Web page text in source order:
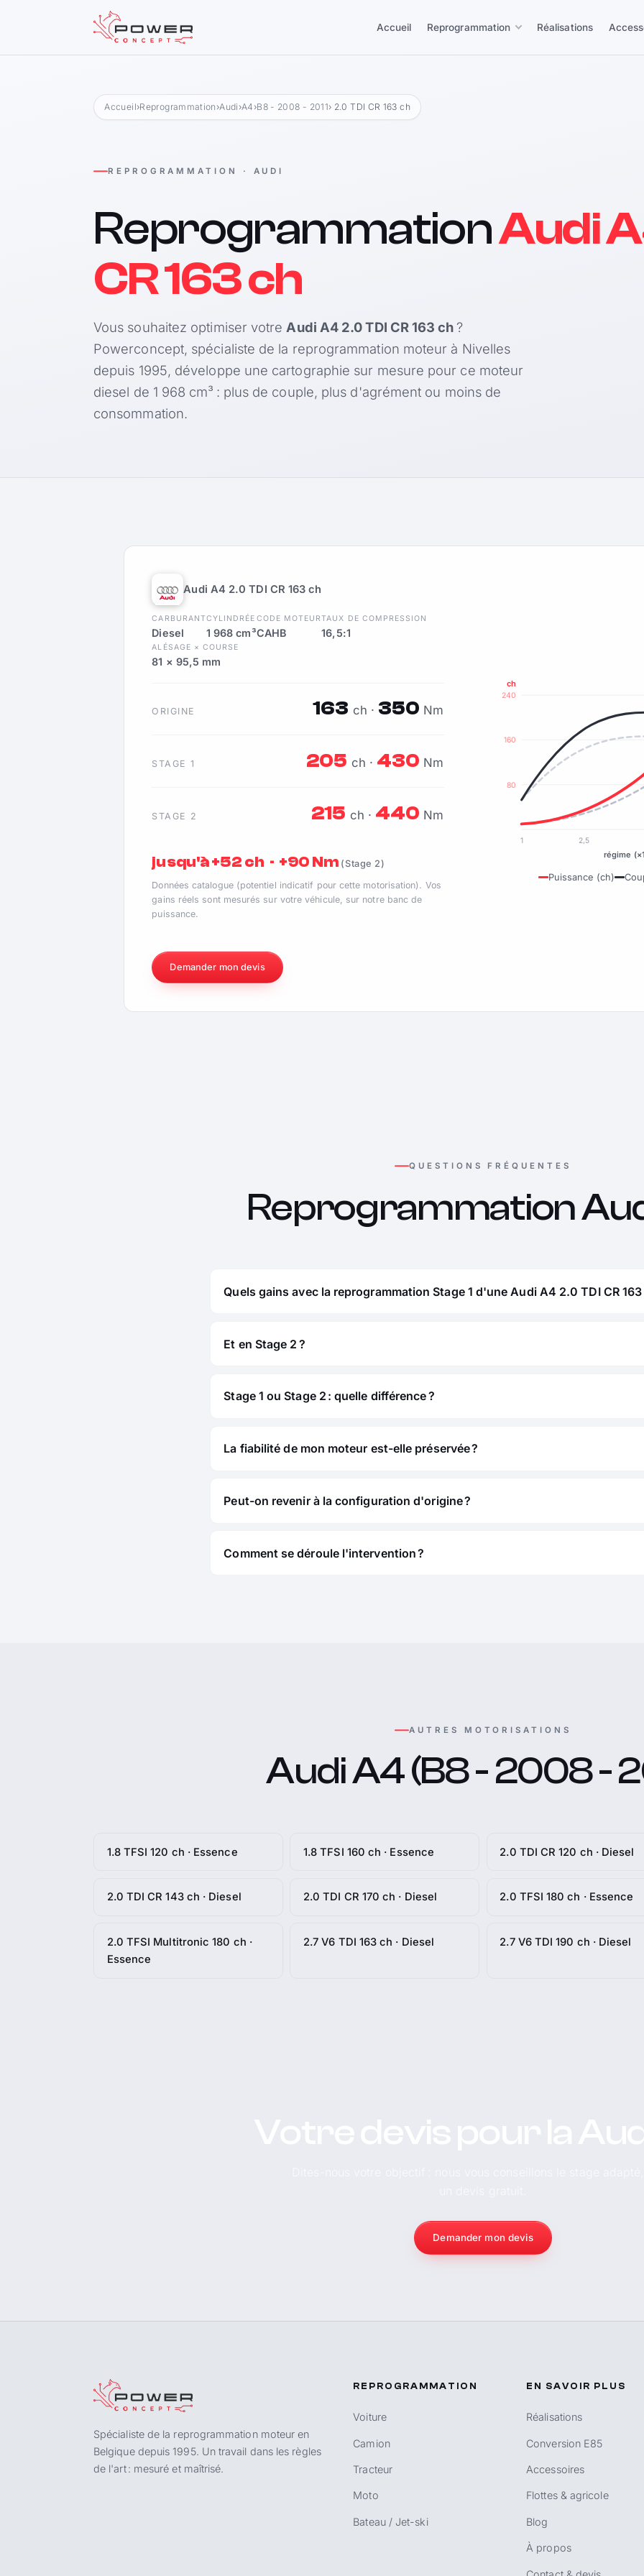
Accueil Reprogrammation Réalisations
Accueil›Reprogrammation ›Audi ›A4 ›B8 - 2008 - 2011› 2.0 TDI CR 163 ch
REPROGRAMMATION · AUDI
ReprogrammationAudi
CR 163 ch
Vous souhaitez optimiser votreAudi A4 2.0 TDI CR 163 ch ?
Powerconcept, spécialiste de la reprogrammation moteur à Nivelles
depuis 1995, développe une cartographie sur mesure pour ce moteur
diesel de 1 968 cm³ : plus de couple, plus d'agrément ou moins de
consommation.
Audi A4 2.0 TDI CR 163 ch
CARBURANT
Diesel
CYLINDRÉE
1 968 cm³
CODE MOTEUR
CAHB
TAUX DE COMPRESSION
16,5:1
ALÉSAGE × COURSE
81 × 95,5 mm
ORIGINE 163 ch · 350 Nm
STAGE 1 205 ch · 430 Nm
STAGE 2 215 ch · 440 Nm
jusqu'à +52 ch · +90 Nm (Stage 2)
Données catalogue (potentiel indicatif pour cette motorisation). Vos
gains réels sont mesurés sur votre véhicule, sur notre banc de
puissance.
80
160
240
ch
1 2,5
régime
Puissance (ch)
Demander mon devis
QUESTIONS FRÉQUENTES
Reprogrammation
Quels gains avec la reprogrammation Stage 1 d'une Audi A4 2.0 TDI CR 163
Et en Stage 2 ?
Stage 1 ou Stage 2 : quelle différence ?
La fiabilité de mon moteur est-elle préservée ?
Peut-on revenir à la configuration d'origine ?
Comment se déroule l'intervention ?
AUTRES MOTORISATIONS
Audi A4 (B8 - 2008 -
1.8 TFSI 120 ch · Essence 1.8 TFSI 160 ch · Essence 2.0 TDI CR 120 ch · Diesel
2.0 TDI CR 143 ch · Diesel 2.0 TDI CR 170 ch · Diesel 2.0 TFSI 180 ch · Essence
2.0 TFSI Multitronic 180 ch ·
Essence
2.7 V6 TDI 163 ch · Diesel 2.7 V6 TDI 190 ch · Diesel
Demander mon devis
Spécialiste de la reprogrammation moteur en
Belgique depuis 1995. Un travail dans les règles
de l'art : mesuré et maîtrisé.
REPROGRAMMATION
Voiture
Camion
Tracteur
Moto
Bateau / Jet-ski
EN SAVOIR PLUS
Réalisations
Conversion E85
Accessoires
Flottes & agricole
Blog
À propos